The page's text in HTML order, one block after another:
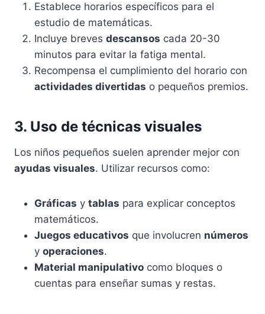
Establece horarios específicos para el
estudio de matemáticas.
Incluye breves descansos cada 20-30
minutos para evitar la fatiga mental.
Recompensa el cumplimiento del horario con
actividades divertidas o pequeños premios.
3. Uso de técnicas visuales
Los niños pequeños suelen aprender mejor con
ayudas visuales. Utilizar recursos como:
Gráficas y tablas para explicar conceptos
matemáticos.
Juegos educativos que involucren números
y operaciones.
Material manipulativo como bloques o
cuentas para enseñar sumas y restas.